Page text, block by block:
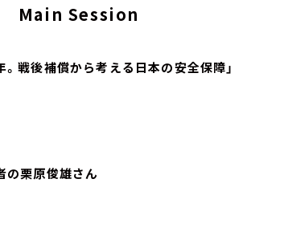
Main Session
。戦後補償から考える日本の安全保障」
の栗原俊雄さん